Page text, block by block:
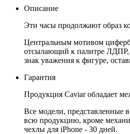
Описание
Эти часы продолжают образ
Центральным мотивом
отсылающий к палитре ЛДПР,
знак уважения к фигуре,
Гарантия
Продукция Caviar обладает
Все модели, представленные
всю продукцию, кроме
чехлы для iPhone - 30 дней.